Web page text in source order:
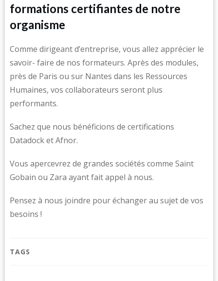
formations certifiantes de notre
organisme
Comme dirigeant d’entreprise, vous allez apprécier le
savoir- faire de nos formateurs. Après des modules,
près de Paris ou sur Nantes dans les Ressources
Humaines, vos collaborateurs seront plus
performants.
Sachez que nous bénéficions de certifications
Datadock et Afnor.
Vous apercevrez de grandes sociétés comme Saint
Gobain ou Zara ayant fait appel à nous.
Pensez à nous joindre pour échanger au sujet de vos
besoins !
TAGS